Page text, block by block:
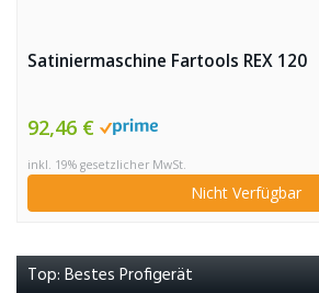
Satiniermaschine Fartools REX 120
92,46 €
inkl. 19% gesetzlicher MwSt.
Nicht Verfügbar
Top: Bestes Profigerät